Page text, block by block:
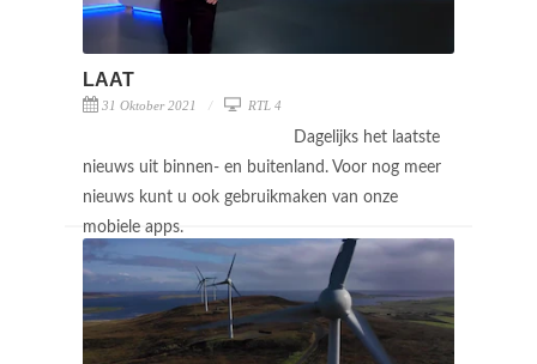
LAAT
31 Oktober 2021 RTL 4
Dagelijks het laatste
nieuws uit binnen- en buitenland. Voor nog meer
nieuws kunt u ook gebruikmaken van onze
mobiele apps.